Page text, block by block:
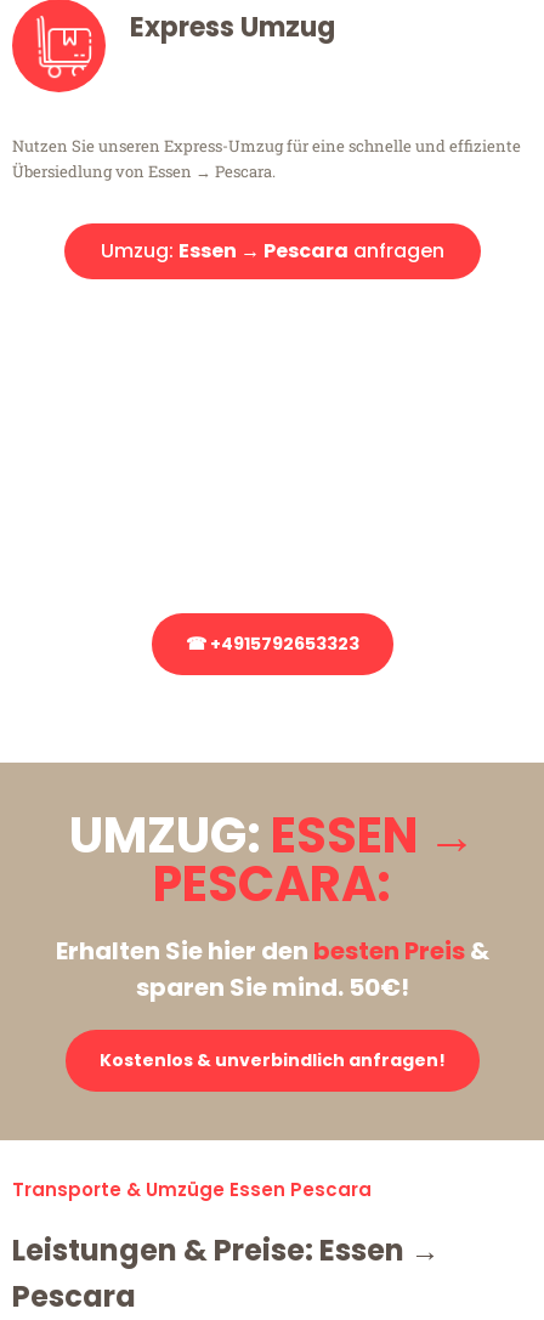
Express Umzug
Nutzen Sie unseren Express-Umzug für eine schnelle und effiziente
Übersiedlung von Essen → Pescara.
Umzug: Essen → Pescara anfragen
☎ +4915792653323
UMZUG: ESSEN →
PESCARA:
Erhalten Sie hier den besten Preis&
sparen Sie mind. 50€!
Kostenlos & unverbindlich anfragen!
Transporte & Umzüge Essen Pescara
Leistungen & Preise: Essen →
Pescara